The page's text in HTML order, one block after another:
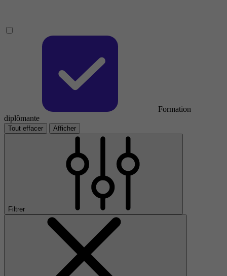
Formation
diplômante
Tout effacer Afficher
Filtrer